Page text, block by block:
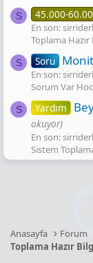
S 45.000-
En son:
Toplama
S Soru
En son:
Sorum Var
S Yardım
okuyor)
En son:
Sistem
Anasayfa Forum
Toplama Hazır